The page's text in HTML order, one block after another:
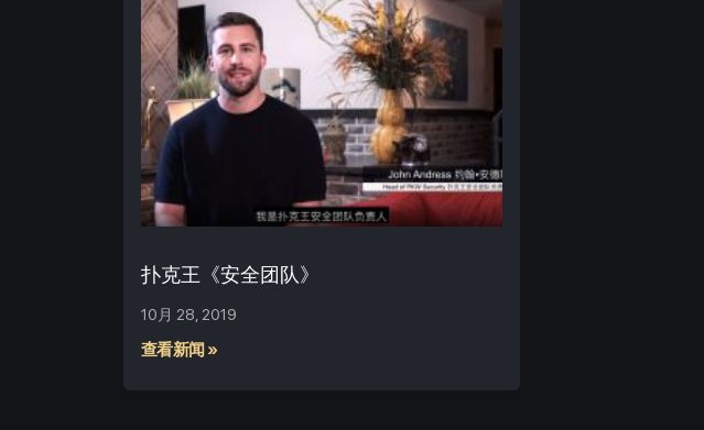
扑克王《安全团队》
10月 28, 2019
查看新闻 »